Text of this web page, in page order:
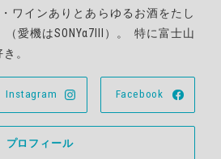
ワインありとあらゆるお酒をたし
（愛機はSONYα7III ）。
特に富士山
。
Instagram Facebook
プロフィール